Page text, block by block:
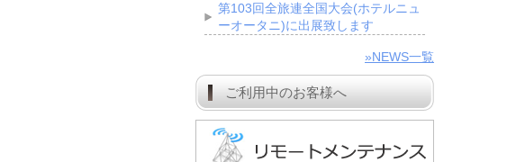
第103回全旅連全国大会(ホテルニュ
ーオータニ)に出展致します
»NEWS一覧
ご利用中のお客様へ